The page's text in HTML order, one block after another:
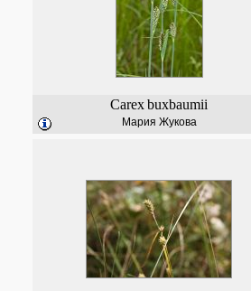
Carexbuxbaumii
Мария Жукова